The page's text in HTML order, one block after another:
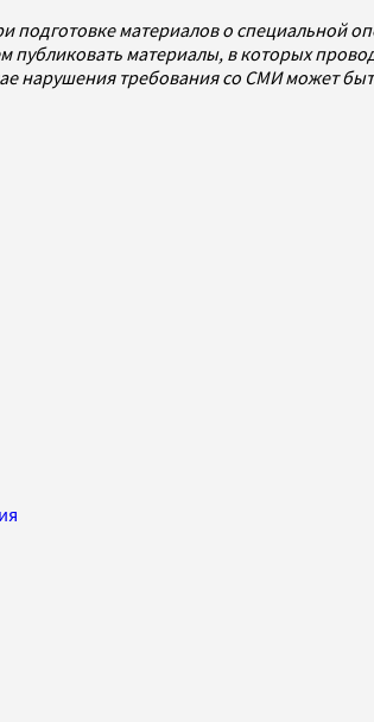
подготовке материалов о специальной
материалы, в которых
нарушения требования со СМИ может